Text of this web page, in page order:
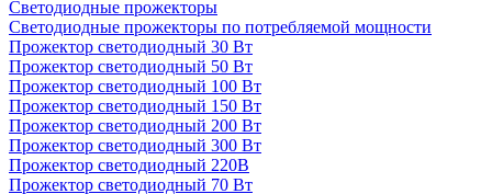
Светодиодные прожекторы
Светодиодные прожекторы по потребляемой мощности
Прожектор светодиодный 30 Вт
Прожектор светодиодный 50 Вт
Прожектор светодиодный 100 Вт
Прожектор светодиодный 150 Вт
Прожектор светодиодный 200 Вт
Прожектор светодиодный 300 Вт
Прожектор светодиодный 220В
Прожектор светодиодный 70 Вт